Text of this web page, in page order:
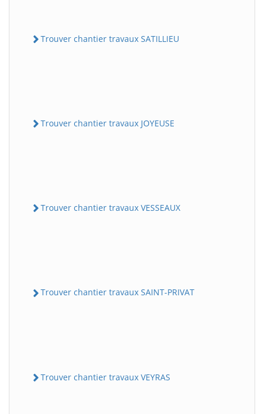
Trouver chantier travaux SATILLIEU
Trouver chantier travaux JOYEUSE
Trouver chantier travaux VESSEAUX
Trouver chantier travaux SAINT-PRIVAT
Trouver chantier travaux VEYRAS